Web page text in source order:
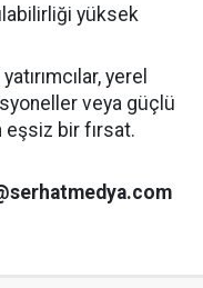
yüksek
yerel
veya güçlü
bir fırsat.